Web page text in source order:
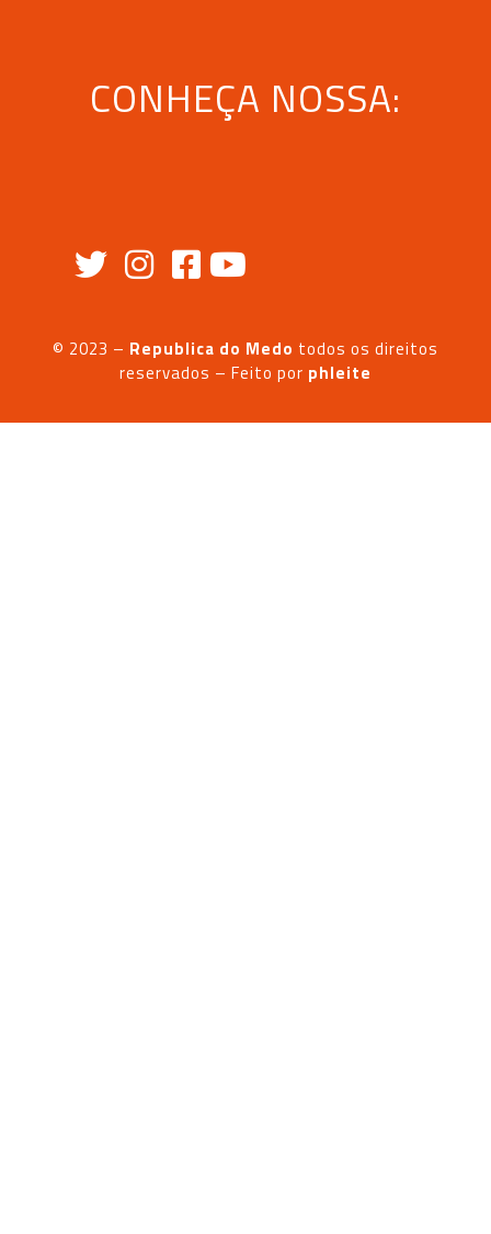
CONHEÇA NOSSA:
© 2023 – Republica do Medo todos os direitos
reservados – Feito por phleite